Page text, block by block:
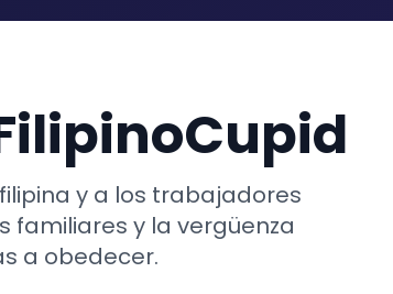
y a los trabajadores
familiares y la vergüenza
a obedecer.